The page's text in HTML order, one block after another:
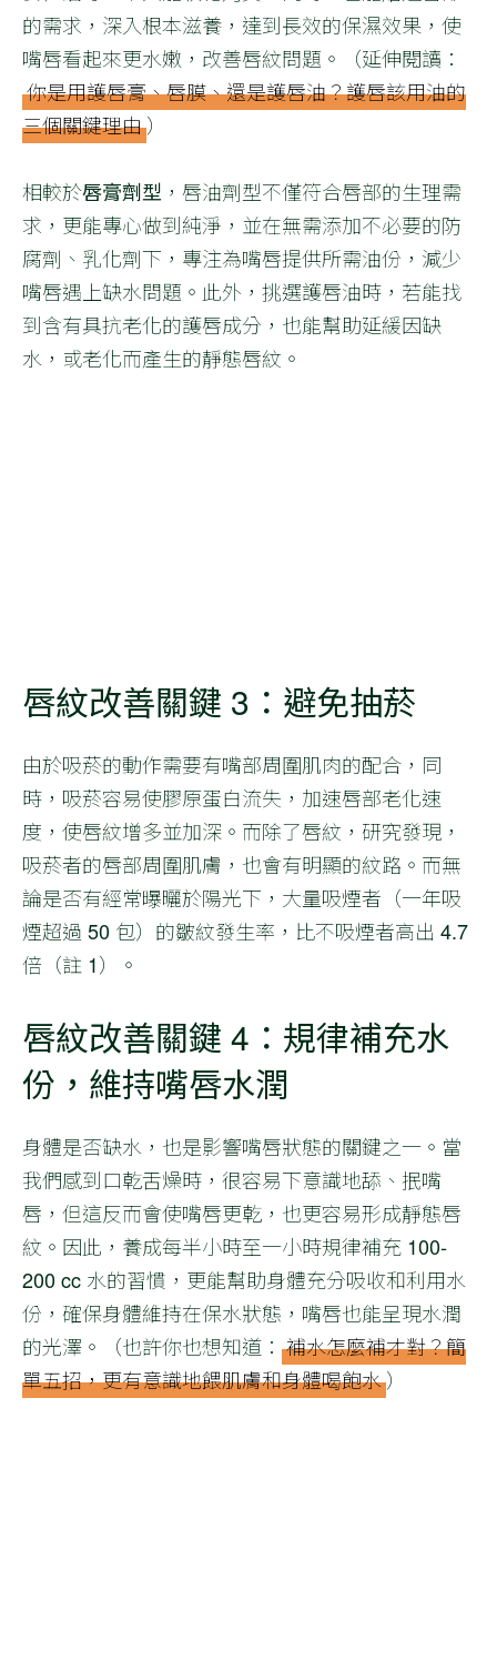
的需求，深入根本滋養，達到長效的保濕效果，使
嘴唇看起來更水嫩，改善唇紋問題。（延伸閱讀：
你是用護唇膏、唇膜、還是護唇油？護唇該用油的
三個關鍵理由）
相較於唇膏劑型 ，唇油劑型不僅符合唇部的生理需
求，更能專心做到純淨，並在無需添加不必要的防
腐劑、乳化劑下，專注為嘴唇提供所需油份，減少
嘴唇遇上缺水問題。此外，挑選護唇油時，若能找
到含有具抗老化的護唇成分，也能幫助延緩因缺
水，或老化而產生的靜態唇紋。
唇紋改善關鍵 3：避免抽菸
由於吸菸的動作需要有嘴部周圍肌肉的配合，同
時，吸菸容易使膠原蛋白流失，加速唇部老化速
度，使唇紋增多並加深。而除了唇紋，研究發現，
吸菸者的唇部周圍肌膚，也會有明顯的紋路。而無
論是否有經常曝曬於陽光下，大量吸煙者（一年吸
煙超過 50 包）的皺紋發生率，比不吸煙者高出 4.7
倍（註 1）。
唇紋改善關鍵 4：規律補充水
份，維持嘴唇水潤
身體是否缺水，也是影響嘴唇狀態的關鍵之一。當
我們感到口乾舌燥時，很容易下意識地舔、抿嘴
唇，但這反而會使嘴唇更乾，也更容易形成靜態唇
紋。因此，養成每半小時至一小時規律補充 100-
200 cc 水的習慣，更能幫助身體充分吸收和利用水
份，確保身體維持在保水狀態，嘴唇也能呈現水潤
的光澤。（也許你也想知道： 補水怎麼補才對？簡
單五招，更有意識地餵肌膚和身體喝飽水）